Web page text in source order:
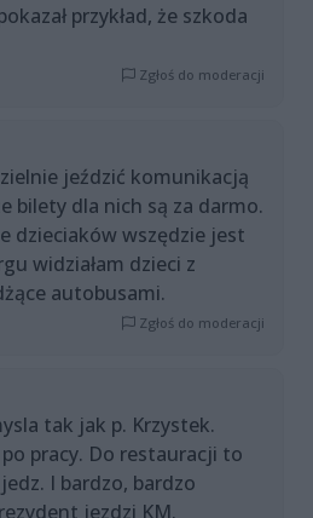
przykład, że szkoda
Zgłoś do moderacji
jeździć komunikacją
bilety dla nich są za darmo.
dzieciaków wszędzie jest
widziałam dzieci z
autobusami.
Zgłoś do moderacji
tak jak p. Krzystek.
pracy. Do restauracji to
I bardzo, bardzo
jezdzi KM.